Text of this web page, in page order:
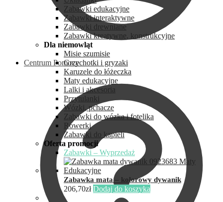
Centrum Pomocy
Zabawki edukacyjne
Zabawki interaktywne
Zabawki drewniane
Zabawki kreatywne, konstrukcyjne
Dla niemowląt
Misie szumisie
Grzechotki i gryzaki
Karuzele do łóżeczka
Maty edukacyjne
Lalki i akcesoria
Przytulanki
Wózki, pchacze
Zabawki do wózka i fotelika
Rowerki
Zabawki do kąpieli
Oferta promocji
Zabawki – Wyprzedaż
Zabawka mata – kolorowy dywanik
206,70zł Dodaj do koszyka